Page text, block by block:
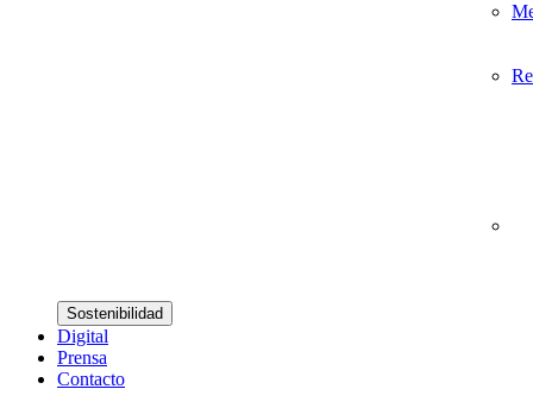
Sostenibilidad
Digital
Prensa
Contacto